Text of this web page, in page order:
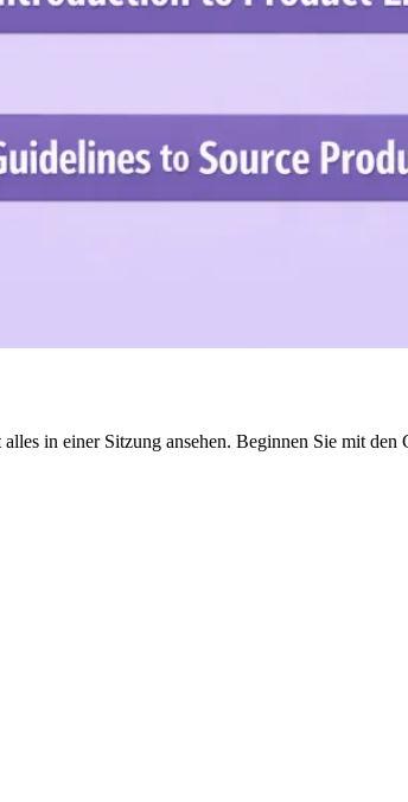
in einer Sitzung ansehen. Beginnen Sie mit